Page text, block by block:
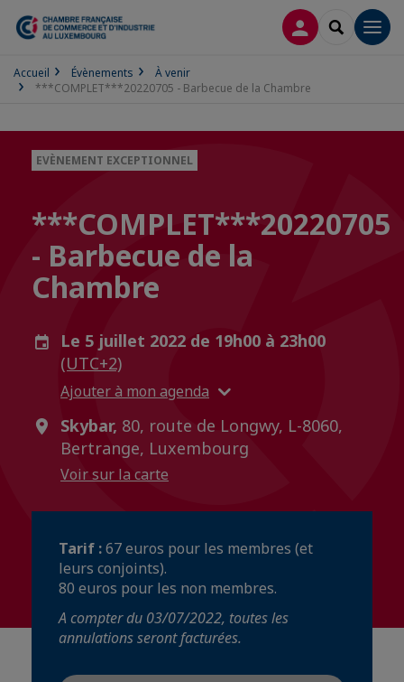
CONNEXION
Accueil Évènements
À venir
***COMPLET***20220705 - Barbecue de la Chambre
EVÈNEMENT EXCEPTIONNEL
***COMPLET***20220705
- Barbecue de la
Chambre
Le 5 juillet 2022 de 19h00 à 23h00
(UTC+2)
Ajouter à mon agenda
Skybar, 80, route de Longwy, L-8060,
Bertrange, Luxembourg
Voir sur la carte
Tarif :67 euros pour les membres (et
leurs conjoints).
80 euros pour les non membres.
A compter du 03/07/2022, toutes les
annulations seront facturées.